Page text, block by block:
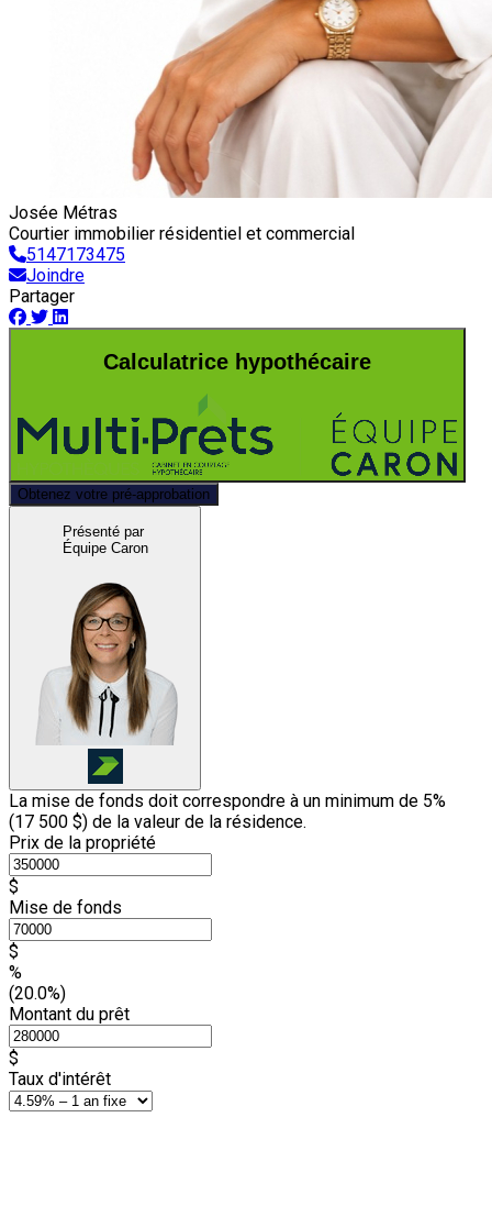
Josée Métras
Courtier immobilier résidentiel et commercial
5147173475
Joindre
Partager
Calculatrice hypothécaire
Obtenez votre pré-approbation
Présenté par
Équipe Caron
La mise de fonds doit correspondre à un minimum de 5%
(17 500 $) de la valeur de la résidence.
Prix de la propriété
$
Mise de fonds
$
%
(20.0%)
Montant du prêt
$
Taux d'intérêt